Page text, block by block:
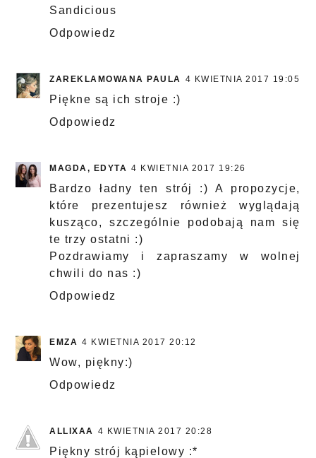
Sandicious
Odpowiedz
ZAREKLAMOWANA PAULA 4 KWIETNIA 2017 19:05
Piękne są ich stroje :)
Odpowiedz
MAGDA, EDYTA 4 KWIETNIA 2017 19:26
Bardzo ładny ten strój :) A propozycje,
które prezentujesz również wyglądają
kusząco, szczególnie podobają nam się
te trzy ostatni :)
Pozdrawiamy i zapraszamy w wolnej
chwili do nas :)
Odpowiedz
EMZA 4 KWIETNIA 2017 20:12
Wow, piękny:)
Odpowiedz
ALLIXAA 4 KWIETNIA 2017 20:28
Piękny strój kąpielowy :*